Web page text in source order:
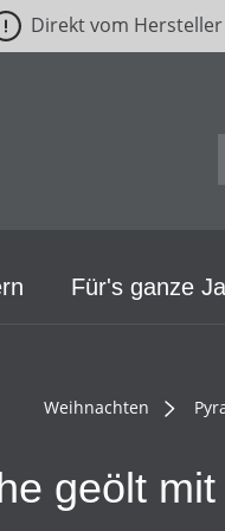
Direkt vom
Für's ganze
Weihnachten
geölt